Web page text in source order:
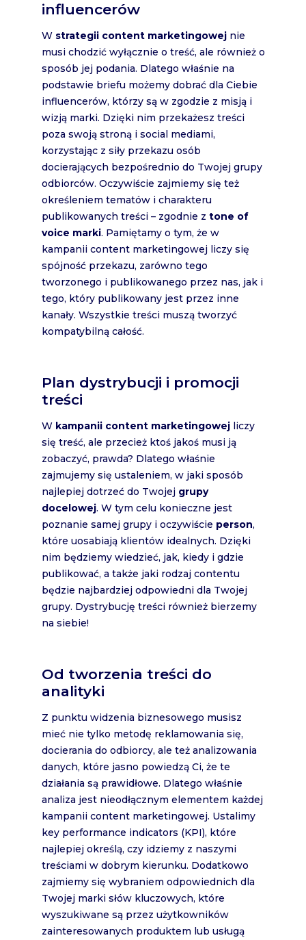
influencerów
W strategii content marketingowejnie
musi chodzić wyłącznie o treść, ale również o
sposób jej podania. Dlatego właśnie na
podstawie briefu możemy dobrać dla Ciebie
influencerów, którzy są w zgodzie z misją i
wizją marki. Dzięki nim przekażesz treści
poza swoją stroną i social mediami,
korzystając z siły przekazu osób
docierających bezpośrednio do Twojej grupy
odbiorców. Oczywiście zajmiemy się też
określeniem tematów i charakteru
publikowanych treści – zgodnie z tone of
voice marki. Pamiętamy o tym, że w
kampanii content marketingowej liczy się
spójność przekazu, zarówno tego
tworzonego i publikowanego przez nas, jak i
tego, który publikowany jest przez inne
kanały. Wszystkie treści muszą tworzyć
kompatybilną całość.
Plan dystrybucji i promocji
treści
W kampanii content marketingowejliczy
się treść, ale przecież ktoś jakoś musi ją
zobaczyć, prawda? Dlatego właśnie
zajmujemy się ustaleniem, w jaki sposób
najlepiej dotrzeć do Twojej grupy
docelowej. W tym celu konieczne jest
poznanie samej grupy i oczywiście person,
które uosabiają klientów idealnych. Dzięki
nim będziemy wiedzieć, jak, kiedy i gdzie
publikować, a także jaki rodzaj contentu
będzie najbardziej odpowiedni dla Twojej
grupy. Dystrybucję treści również bierzemy
na siebie!
Od tworzenia treści do
analityki
Z punktu widzenia biznesowego musisz
mieć nie tylko metodę reklamowania się,
docierania do odbiorcy, ale też analizowania
danych, które jasno powiedzą Ci, że te
działania są prawidłowe. Dlatego właśnie
analiza jest nieodłącznym elementem każdej
kampanii content marketingowej. Ustalimy
key performance indicators (KPI), które
najlepiej określą, czy idziemy z naszymi
treściami w dobrym kierunku. Dodatkowo
zajmiemy się wybraniem odpowiednich dla
Twojej marki słów kluczowych, które
wyszukiwane są przez użytkowników
zainteresowanych produktem lub usługą